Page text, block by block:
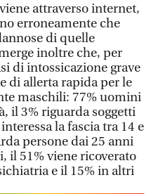
attraverso internet,
erroneamente che
di quelle
inoltre che, per
di intossicazione grave
di allerta rapida per le
maschili: 77% uomini
il 3% riguarda soggetti
la fascia tra 14 e
persone dai 25 anni
il 51% viene ricoverato
e il 15% in altri